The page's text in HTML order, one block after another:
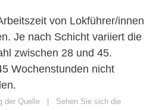
von Lokführer/innen
Je nach Schicht variiert die
zwischen 28 und 45.
Wochenstunden nicht
der Quelle | Sehen Sie sich die